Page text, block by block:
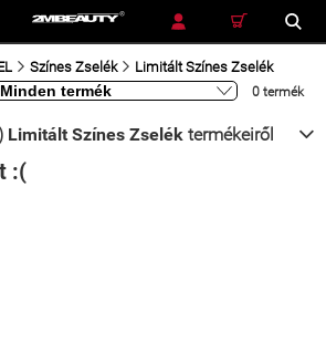
RÉSZLETES KERESÉS
Színes Zselék Limitált Színes Zselék
0 termék
Limitált Színes Zselék termékeiről
:(